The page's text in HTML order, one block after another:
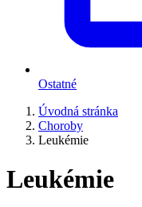
Ostatné
Úvodná stránka
Choroby
Leukémie
Leukémie